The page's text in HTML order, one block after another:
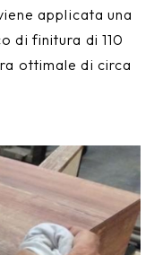
applicata una
di finitura di 110
ottimale di circa